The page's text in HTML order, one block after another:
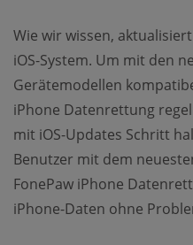
Wie wir wissen,
iOS-System. Um mit den
Gerätemodellen
iPhone Datenrettung
mit iOS-Updates Schritt
Benutzer mit dem
FonePaw iPhone
iPhone-Daten ohne